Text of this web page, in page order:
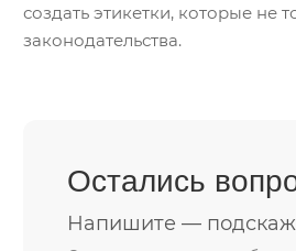
создать этикетки, которые не
законодательства.
Остались
Напишите —